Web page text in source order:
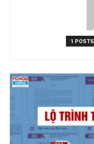
1 POSTS